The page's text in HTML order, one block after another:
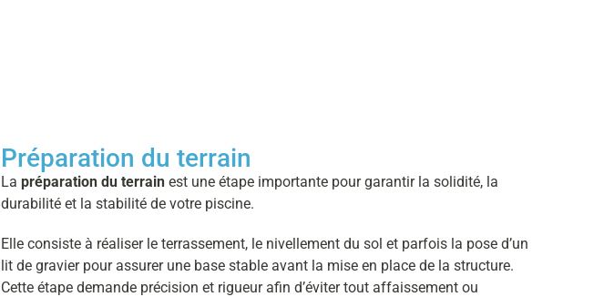
Préparation du terrain
La préparation du terrain est une étape importante pour garantir la solidité, la
durabilité et la stabilité de votre piscine.
Elle consiste à réaliser le terrassement, le nivellement du sol et parfois la pose d’un
lit de gravier pour assurer une base stable avant la mise en place de la structure.
Cette étape demande précision et rigueur afin d’éviter tout affaissement ou